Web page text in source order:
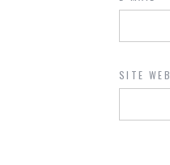
SITE WEB